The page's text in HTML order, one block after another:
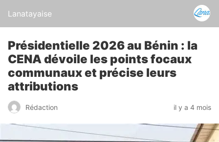
Lanatayaise
Présidentielle 2026 au Bénin : la
CENA dévoile les points focaux
communaux et précise leurs
attributions
Rédaction il y a 4 mois